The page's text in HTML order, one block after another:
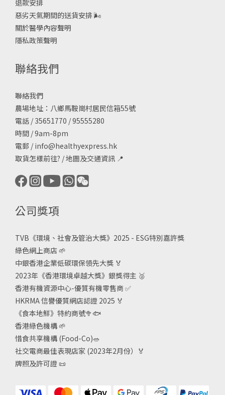
退款安排
惡劣天氣期間的送貨安排🌬
關於醫學內容聲明
隱私政策聲明
聯絡我們
聯絡我們
農場地址：八鄉馬鞍崗村居民信箱55號
電話 / 35651770 / 95555280
時間 / 9am-8pm
電郵 / info@healthyexpress.hk
取貨怎樣前往? /地圖及交通資訊 📍
公司獎項
TVB《環境、社會及管治大獎》2025 - ESG特別嘉許獎
綠色網上商店 🌱
中銀香港企業低碳環保領先大獎 🏅
2023年《香港環境卓越大獎》銀獎得主 🥈
香港有機資源中心-優質有機零售商✅
HKRMA 信譽優質網店認證 2025 🏅
《食本地鮮》特約商號🥦🐟
香港綠色機構 🌱
惜食共享機構 (Food-Co)🥗
社交電商最佳表現店家 (2023年2月份）🏅
牌照及許可證 📜